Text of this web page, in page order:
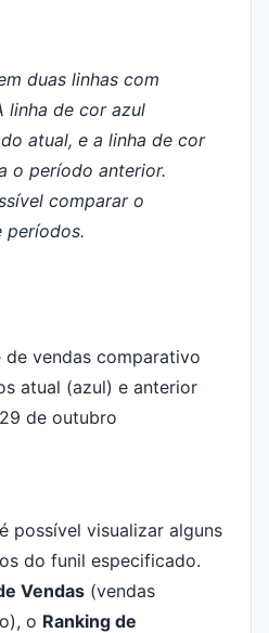
duas linhas com
linha de cor azul
atual, e a linha de cor
o período anterior.
comparar o
períodos.
possível visualizar alguns
do funil especificado.
Vendas (vendas
o Ranking de